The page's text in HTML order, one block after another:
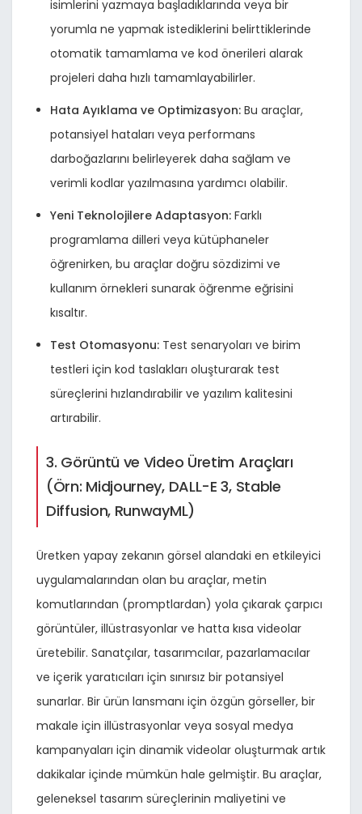
isimlerini yazmaya başladıklarında veya bir
yorumla ne yapmak istediklerini belirttiklerinde
otomatik tamamlama ve kod önerileri alarak
projeleri daha hızlı tamamlayabilirler.
Hata Ayıklama ve Optimizasyon: Bu araçlar,
potansiyel hataları veya performans
darboğazlarını belirleyerek daha sağlam ve
verimli kodlar yazılmasına yardımcı olabilir.
Yeni Teknolojilere Adaptasyon: Farklı
programlama dilleri veya kütüphaneler
öğrenirken, bu araçlar doğru sözdizimi ve
kullanım örnekleri sunarak öğrenme eğrisini
kısaltır.
Test Otomasyonu: Test senaryoları ve birim
testleri için kod taslakları oluşturarak test
süreçlerini hızlandırabilir ve yazılım kalitesini
artırabilir.
3. Görüntü ve Video Üretim Araçları
(Örn: Midjourney, DALL-E 3, Stable
Diffusion, RunwayML)
Üretken yapay zekanın görsel alandaki en etkileyici
uygulamalarından olan bu araçlar, metin
komutlarından (promptlardan) yola çıkarak çarpıcı
görüntüler, illüstrasyonlar ve hatta kısa videolar
üretebilir. Sanatçılar, tasarımcılar, pazarlamacılar
ve içerik yaratıcıları için sınırsız bir potansiyel
sunarlar. Bir ürün lansmanı için özgün görseller, bir
makale için illüstrasyonlar veya sosyal medya
kampanyaları için dinamik videolar oluşturmak artık
dakikalar içinde mümkün hale gelmiştir. Bu araçlar,
geleneksel tasarım süreçlerinin maliyetini ve